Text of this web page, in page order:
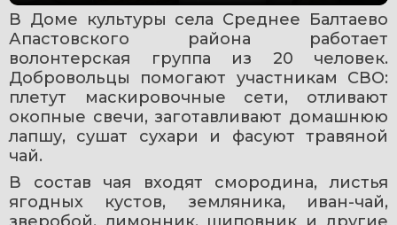
В Доме культуры села Среднее Балтаево
Апастовского района работает
волонтерская группа из 20 человек.
Добровольцы помогают участникам СВО:
плетут маскировочные сети, отливают
окопные свечи, заготавливают домашнюю
лапшу, сушат сухари и фасуют травяной
чай.
В состав чая входят смородина, листья
ягодных кустов, земляника, иван-чай,